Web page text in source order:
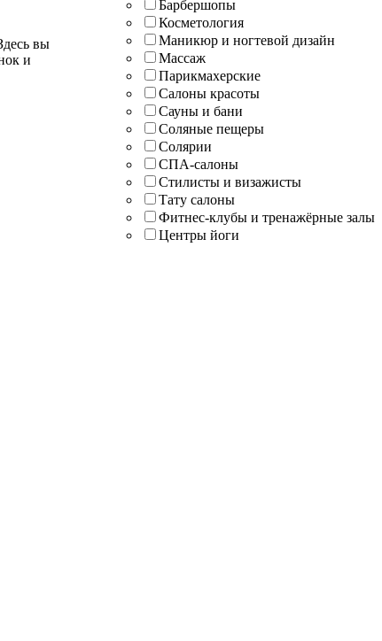
Барбершопы
Косметология
Маникюр и ногтевой дизайн
Массаж
Парикмахерские
Салоны красоты
Сауны и бани
Соляные пещеры
Солярии
СПА-салоны
Стилисты и визажисты
Тату салоны
Фитнес-клубы и тренажёрные залы
Центры йоги
вы
и